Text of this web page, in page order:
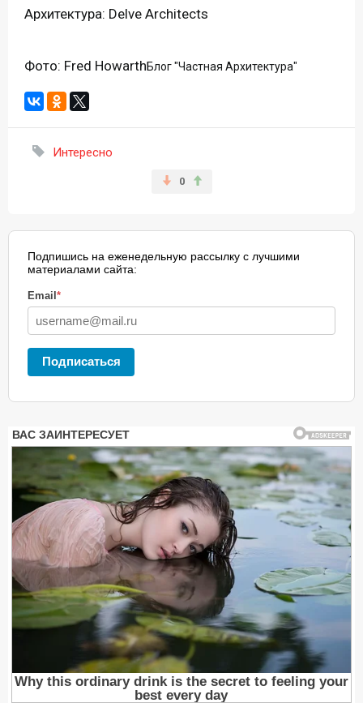
Архитектура: Delve Architects
Фото: Fred HowarthБлог "Частная Архитектура"
Интересно
0
Подпишись на еженедельную рассылку с лучшими
материалами сайта:
Email *
Подписаться